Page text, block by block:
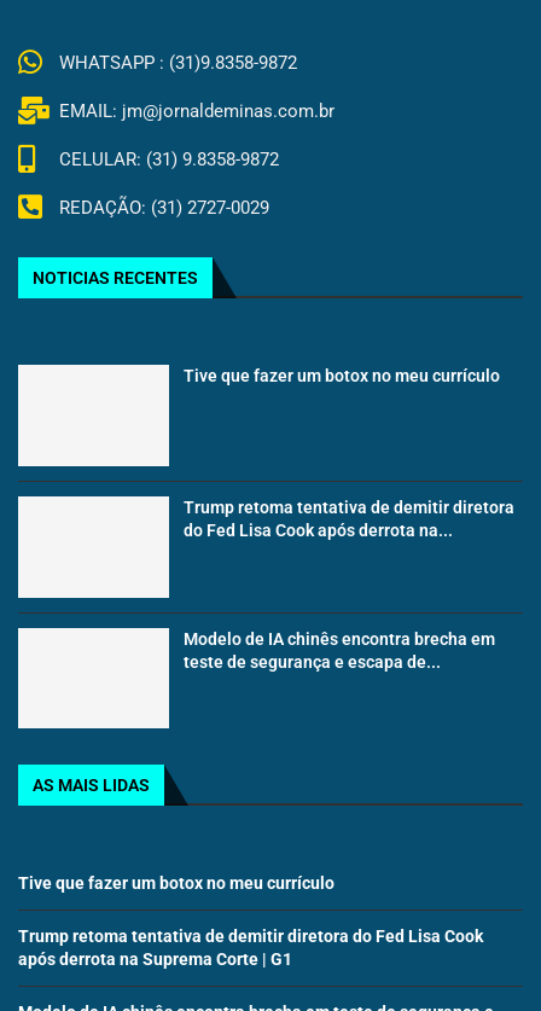
WHATSAPP : (31)9.8358-9872
EMAIL: jm@jornaldeminas.com.br
CELULAR: (31) 9.8358-9872
REDAÇÃO: (31) 2727-0029
NOTICIAS RECENTES
Tive que fazer um botox no meu currículo
Trump retoma tentativa de demitir diretora
do Fed Lisa Cook após derrota na...
Modelo de IA chinês encontra brecha em
teste de segurança e escapa de...
AS MAIS LIDAS
Tive que fazer um botox no meu currículo
Trump retoma tentativa de demitir diretora do Fed Lisa Cook
após derrota na Suprema Corte | G1